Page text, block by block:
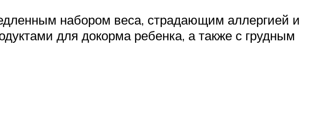
набором веса, страдающим аллергией и
для докорма ребенка, а также с грудным